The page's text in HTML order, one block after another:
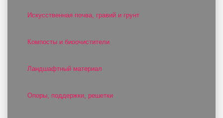
Искусственная почва, гравий и грунт
Компосты и биоочистители
Ландшафтный материал
Опоры, поддержки, решетки